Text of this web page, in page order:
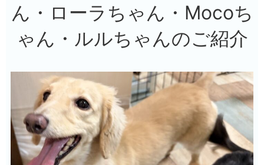
ん・ローラちゃん・Mocoち
ゃん・ルルちゃんのご紹介